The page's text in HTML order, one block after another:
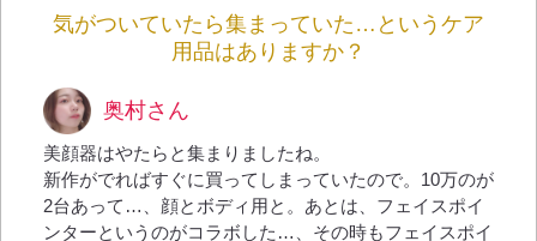
気がついていたら集まっていた…というケア
用品はありますか？
奥村さん
美顔器はやたらと集まりましたね。
新作がでればすぐに買ってしまっていたので。10万のが
2台あって…、顔とボディ用と。あとは、フェイスポイ
ンターというのがコラボした…、その時もフェイスポイ